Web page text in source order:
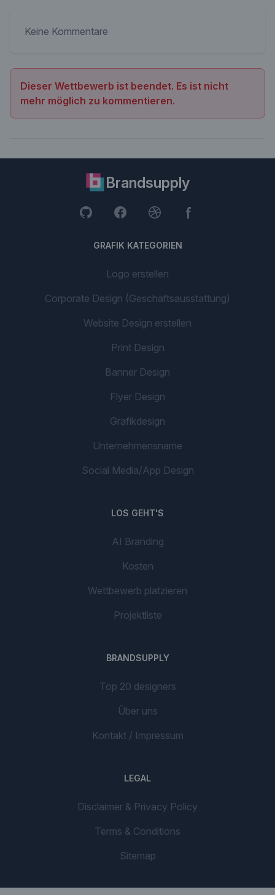
Keine Kommentare
Dieser Wettbewerb ist beendet. Es ist nicht
mehr möglich zu kommentieren.
Brandsupply
GRAFIK KATEGORIEN
Logo erstellen
Corporate Design (Geschäftsausstattung)
Website Design erstellen
Print Design
Banner Design
Flyer Design
Grafikdesign
Unternehmensname
Social Media/App Design
LOS GEHT'S
AI Branding
Kosten
Wettbewerb platzieren
Projektliste
BRANDSUPPLY
Top 20 designers
Über uns
Kontakt / Impressum
LEGAL
Disclaimer & Privacy Policy
Terms & Conditions
Sitemap